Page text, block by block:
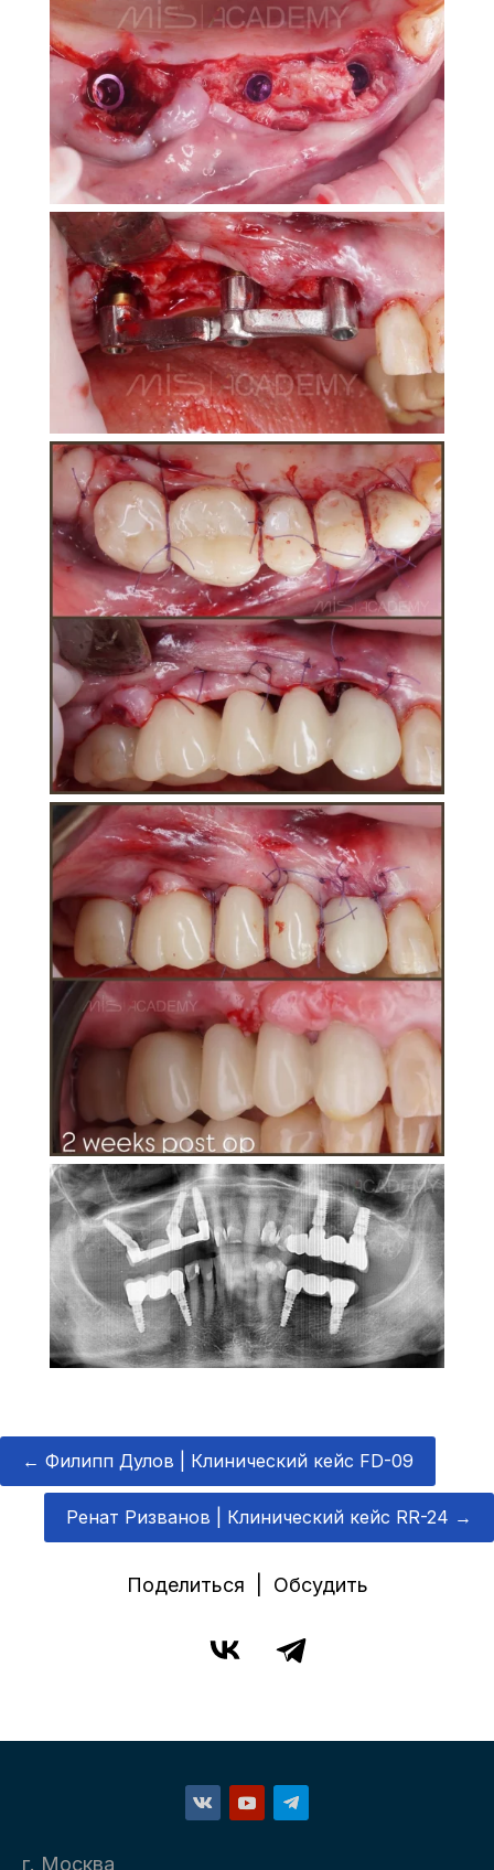
← Филипп Дулов | Клинический кейс FD-09
Ренат Ризванов | Клинический кейс RR-24 →
Поделиться | Обсудить
г. Москва